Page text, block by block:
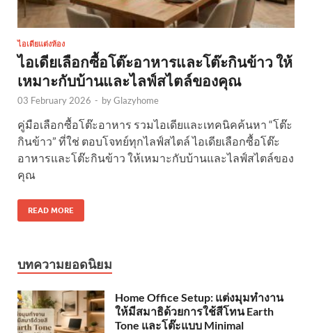
ไอเดียแต่งห้อง
ไอเดียเลือกซื้อโต๊ะอาหารและโต๊ะกินข้าว ให้
เหมาะกับบ้านและไลฟ์สไตล์ของคุณ
03 February 2026 - byGlazyhome
คู่มือเลือกซื้อโต๊ะอาหาร รวมไอเดียและเทคนิคค้นหา “โต๊ะ
กินข้าว” ที่ใช่ ตอบโจทย์ทุกไลฟ์สไตล์ ไอเดียเลือกซื้อโต๊ะ
อาหารและโต๊ะกินข้าว ให้เหมาะกับบ้านและไลฟ์สไตล์ของ
คุณ
READ MORE
บทความยอดนิยม
Home Office Setup: แต่งมุมทำงาน
ให้มีสมาธิด้วยการใช้สีโทน Earth
Tone และโต๊ะแบบ Minimal